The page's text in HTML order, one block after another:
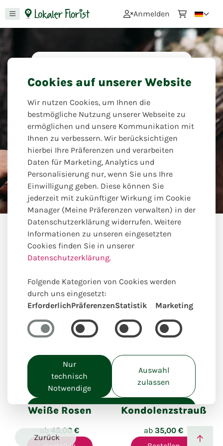
Anmelden
tiefe Gefühle aus, wenn man sich von
einem geliebten Menschen oder
Verwandten verabschiedet. Ihr Florist
hilft Ihnen dabei, den richtigen Ton
zu finden.
Blumen Eck
Anlässe Im Trauerfall
Unsere online Auswahl hierzu
passender Produkte
Zurück
Einzigartig lokal kreiert
Weiße Rosen
ab 45,00 €
Kondolenzstrauß
ab 35,00 €
Cookies auf unserer Website
Wir nutzen Cookies, um Ihnen die
bestmögliche Nutzung unserer Webseite zu
ermöglichen und unsere Kommunikation mit
Ihnen zu verbessern. Wir berücksichtigen
hierbei Ihre Präferenzen und verarbeiten
Daten für Marketing, Analytics und
Personalisierung nur, wenn Sie uns Ihre
Einwilligung geben. Diese können Sie
jederzeit mit zukünftiger Wirkung im Cookie
Manager (Meine Präferenzen verwalten) in der
Datenschutzerklärung widerrufen. Weitere
Informationen zu unseren eingesetzten
Cookies finden Sie in unserer
Datenschutzerklärung.
Folgende Kategorien von Cookies werden
durch uns eingesetzt:
ErforderlichPräferenzenStatistik Marketing
Nur
technisch
Notwendige
Auswahl
zulassen
Alle akzeptieren